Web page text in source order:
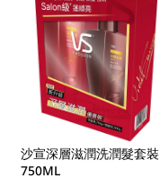
沙宣深層滋潤洗潤髮套裝
750ML